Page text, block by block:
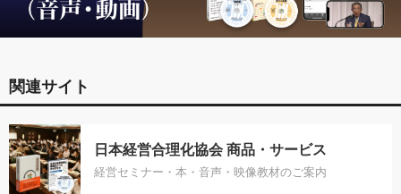
関連サイト
日本経営合理化協会 商品・サービス
経営セミナー・本・音声・映像教材のご案内